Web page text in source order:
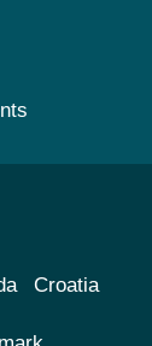
Croatia